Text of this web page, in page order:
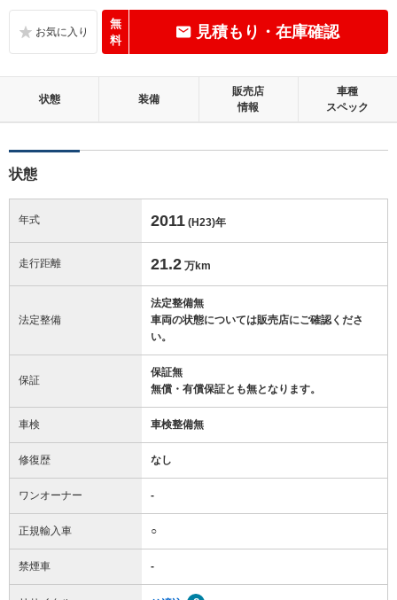
無
料
見積もり・在庫確認
状態 装備
販売店
情報
車種
スペック
状態
年式 2011 (H23)年
走行距離 21.2 万km
法定整備
法定整備無
車両の状態については販売店にご確認くださ
い。
保証
保証無
無償・有償保証とも無となります。
車検 車検整備無
修復歴 なし
ワンオーナー -
正規輸入車 ○
禁煙車 -